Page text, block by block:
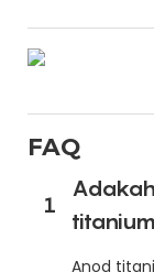
FAQ
1
Anod